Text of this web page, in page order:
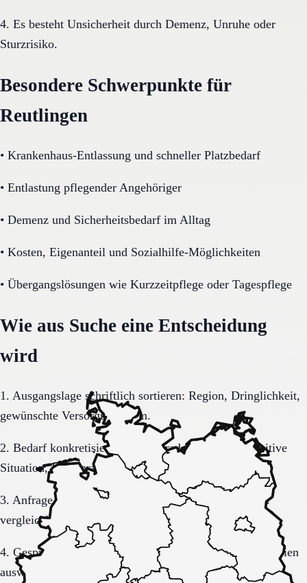
4. Es besteht Unsicherheit durch Demenz, Unruhe oder
Sturzrisiko.
Besondere Schwerpunkte für
Reutlingen
• Krankenhaus-Entlassung und schneller Platzbedarf
• Entlastung pflegender Angehöriger
• Demenz und Sicherheitsbedarf im Alltag
• Kosten, Eigenanteil und Sozialhilfe-Möglichkeiten
• Übergangslösungen wie Kurzzeitpflege oder Tagespflege
Wie aus Suche eine Entscheidung
wird
1. Ausgangslage schriftlich sortieren: Region, Dringlichkeit,
gewünschte Versorgungsform.
2. Bedarf konkretisieren: Pflegegrad, Mobilität, kognitive
Situation, Kostenrahmen.
3. Anfrage sauber formulieren, damit Rückmeldungen
vergleichbar bleiben.
4. Gespräche und Besichtigungen mit festen Muss-Kriterien
auswerten.